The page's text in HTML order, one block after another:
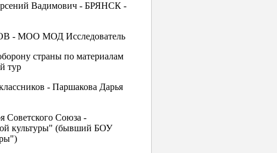
Вадимович - БРЯНСК -
- МОО МОД Исследователь
страны по материалам
тур
- Паршакова Дарья
Советского Союза -
культуры" (бывший БОУ